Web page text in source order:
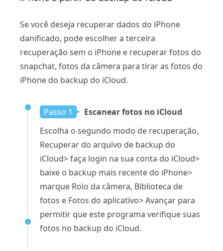
Se você deseja recuperar dados do iPhone
danificado, pode escolher a terceira
recuperação sem o iPhone e recuperar fotos do
snapchat, fotos da câmera para tirar as fotos do
iPhone do backup do iCloud.
Passo 1
Escanear fotos no iCloud
Escolha o segundo modo de recuperação,
Recuperar do arquivo de backup do
iCloud> faça login na sua conta do iCloud>
baixe o backup mais recente do iPhone>
marque Rolo da câmera, Biblioteca de
fotos e Fotos do aplicativo> Avançar para
permitir que este programa verifique suas
fotos no backup do iCloud.